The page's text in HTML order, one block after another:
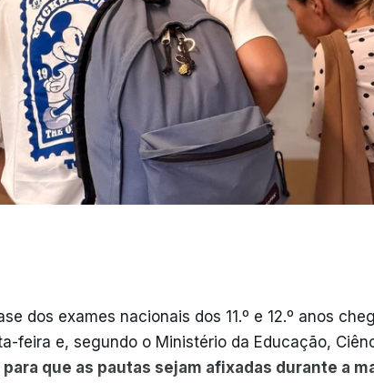
dos exames nacionais dos 11.º e 12.º anos
feira e, segundo o Ministério da Educação,
que as pautas sejam afixadas durante a